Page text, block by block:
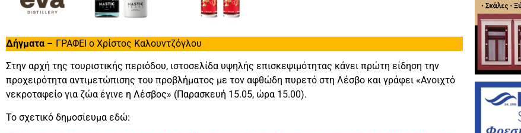
Δήγματα – ΓΡΑΦΕΙ ο Χρίστος Καλουντζόγλου
Στην αρχή της τουριστικής περιόδου, ιστοσελίδα υψηλής επισκεψιμότητας κάνει πρώτη είδηση την
προχειρότητα αντιμετώπισης του προβλήματος με τον αφθώδη πυρετό στη Λέσβο και γράφει «Ανοιχτό
νεκροταφείο για ζώα έγινε η Λέσβος» (Παρασκευή 15.05, ώρα 15.00).
Το σχετικό δημοσίευμα εδώ: